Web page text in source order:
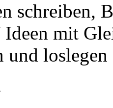
schreiben,
mit
und loslegen